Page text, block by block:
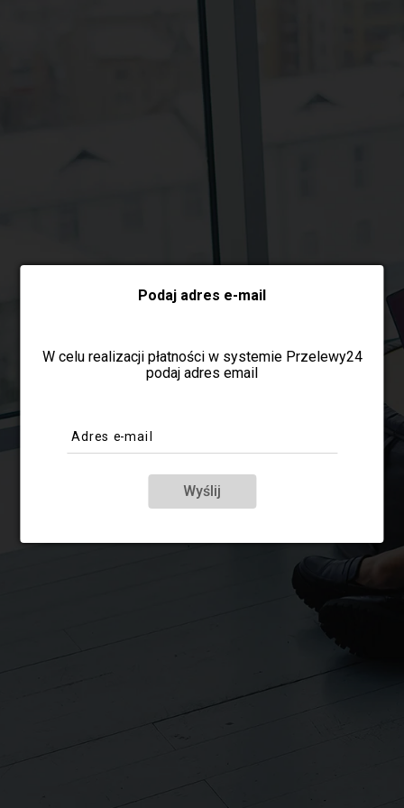
Wybierz formę płatności
Podaj adres e-mail
W celu realizacji płatności w systemie Przelewy24
podaj adres email
Adres e-mail
Wyślij